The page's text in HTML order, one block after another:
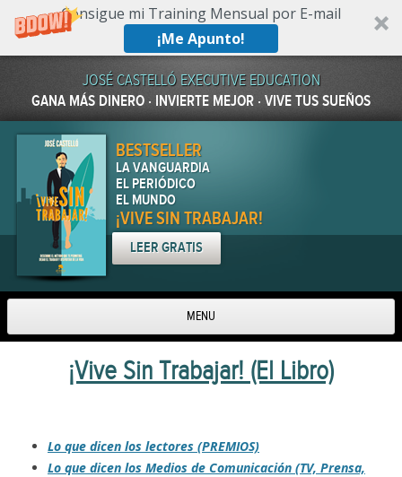
Consigue mi Training Mensual por E-mail
¡Me Apunto!
JOSÉ CASTELLÓ EXECUTIVE EDUCATION
GANA MÁS DINERO · INVIERTE MEJOR · VIVE TUS SUEÑOS
BESTSELLER
LA VANGUARDIA
EL PERIÓDICO
EL MUNDO
¡VIVE SIN TRABAJAR!
LEER GRATIS
MENU
Skip to content
¡Vive Sin Trabajar! (El Libro)
Lo que dicen los lectores (PREMIOS)
Lo que dicen los Medios de Comunicación (TV, Prensa,